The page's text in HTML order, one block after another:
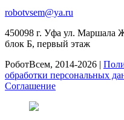
robotvsem@ya.ru
450098 г. Уфа ул. Маршала
блок Б, первый этаж
РоботВсем, 2014-2026 |
обработки персональных
Соглашение